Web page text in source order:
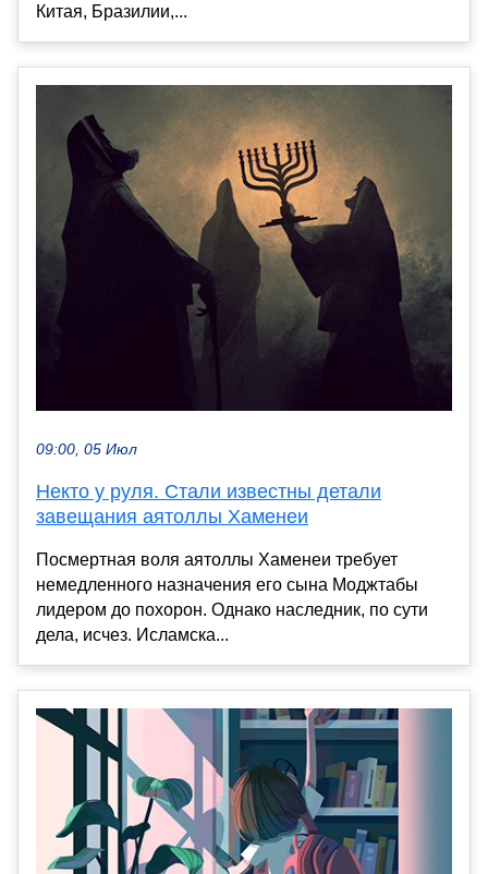
Китая, Бразилии,...
09:00, 05 Июл
Некто у руля. Стали известны детали
завещания аятоллы Хаменеи
Посмертная воля аятоллы Хаменеи требует
немедленного назначения его сына Моджтабы
лидером до похорон. Однако наследник, по сути
дела, исчез. Исламска...